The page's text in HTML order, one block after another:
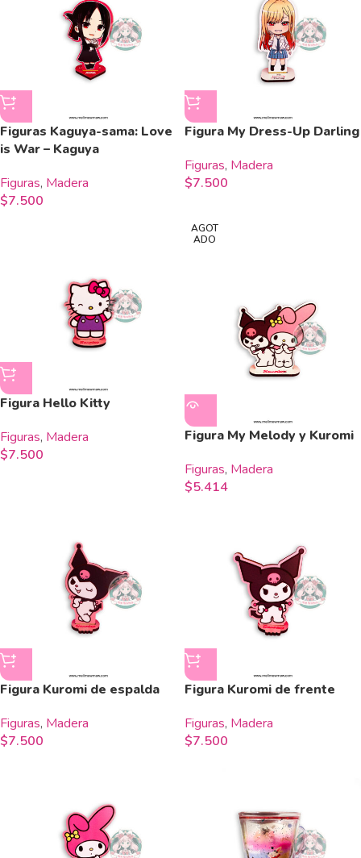
Figuras Kaguya-sama: Love
is War – Kaguya
Figuras, Madera
$7.500
Figura My Dress-Up Darling
Figuras, Madera
$7.500
Figura Hello Kitty
Figuras, Madera
$7.500
AGOT
ADO
Figura My Melody y Kuromi
Figuras, Madera
$5.414
Figura Kuromi de espalda
Figuras, Madera
$7.500
Figura Kuromi de frente
Figuras, Madera
$7.500